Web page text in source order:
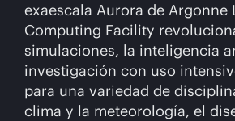
exaescala Aurora de Argonne
Computing Facility
simulaciones, la inteligencia
investigación con uso
para una variedad de
clima y la meteorología, el